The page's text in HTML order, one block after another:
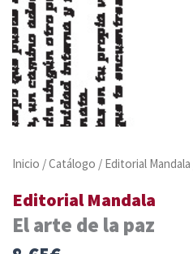
Inicio /Catálogo / Editorial Mandala
Editorial Mandala
El arte de la paz